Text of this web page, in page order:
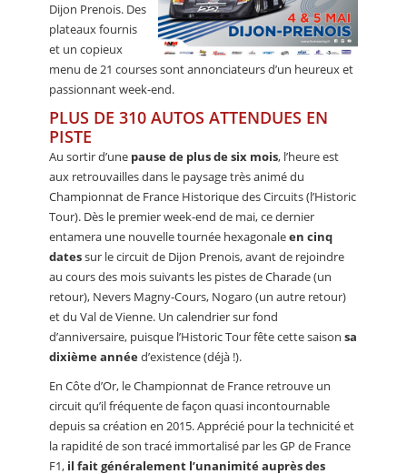
Dijon Prenois. Des
plateaux fournis
et un copieux
menu de 21 courses sont annonciateurs d’un heureux et
passionnant week-end.
PLUS DE 310 AUTOS ATTENDUES EN
PISTE
Au sortir d’une pause de plus de six mois, l’heure est
aux retrouvailles dans le paysage très animé du
Championnat de France Historique des Circuits (l’Historic
Tour). Dès le premier week-end de mai, ce dernier
entamera une nouvelle tournée hexagonaleen cinq
datessur le circuit de Dijon Prenois, avant de rejoindre
au cours des mois suivants les pistes de Charade (un
retour), Nevers Magny-Cours, Nogaro (un autre retour)
et du Val de Vienne. Un calendrier sur fond
d’anniversaire, puisque l’Historic Tour fête cette saison sa
dixième annéed’existence (déjà !).
En Côte d’Or, le Championnat de France retrouve un
circuit qu’il fréquente de façon quasi incontournable
depuis sa création en 2015. Apprécié pour la technicité et
la rapidité de son tracé immortalisé par les GP de France
F1, il fait généralement l’unanimité auprès des